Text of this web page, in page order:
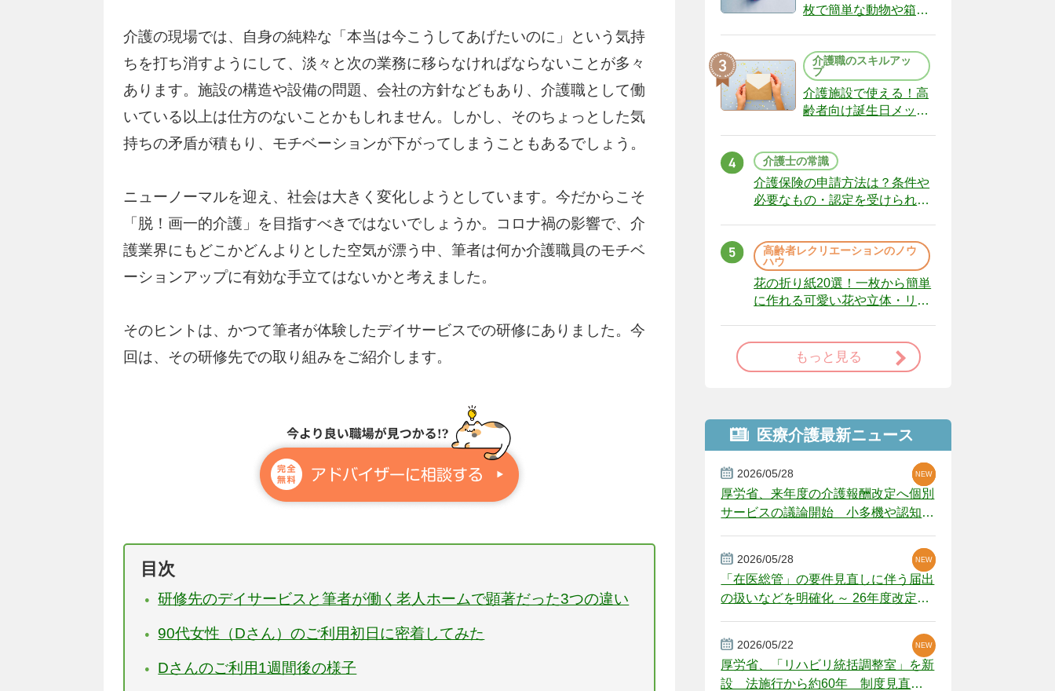
介護の現場では、自身の純粋な「本当は今こうしてあげたいのに」という気持
ちを打ち消すようにして、淡々と次の業務に移らなければならないことが多々
あります。施設の構造や設備の問題、会社の方針などもあり、介護職として働
いている以上は仕方のないことかもしれません。しかし、そのちょっとした気
持ちの矛盾が積もり、モチベーションが下がってしまうこともあるでしょう。
ニューノーマルを迎え、社会は大きく変化しようとしています。今だからこそ
「脱！画一的介護」を目指すべきではないでしょうか。コロナ禍の影響で、介
護業界にもどこかどんよりとした空気が漂う中、筆者は何か介護職員のモチベ
ーションアップに有効な手立てはないかと考えました。
そのヒントは、かつて筆者が体験したデイサービスでの研修にありました。今
回は、その研修先での取り組みをご紹介します。
目次
研修先のデイサービスと筆者が働く老人ホームで顕著だった3つの違い
90代女性（Dさん）のご利用初日に密着してみた
Dさんのご利用1週間後の様子
枚で簡単な動物や箱、
介護職のスキルアッ
プ
介護施設で使える！高
齢者向け誕生日メッセ
介護士の常識
介護保険の申請方法は？条件や
必要なもの・認定を受けられな
高齢者レクリエーションのノウ
ハウ
花の折り紙20選！一枚から簡単
に作れる可愛い花や立体・リー
もっと見る
医療介護最新ニュース
2026/05/28
厚労省、来年度の介護報酬改定へ個別
サービスの議論開始 小多機や認知症
NEW
NEW
NEW
2026/05/28
「在医総管」の要件見直しに伴う届出
の扱いなどを明確化 ～ 26年度改定疑
NEW
NEW
2026/05/22
厚労省、「リハビリ統括調整室」を新
設 法施行から約60年 制度見直し
NEW